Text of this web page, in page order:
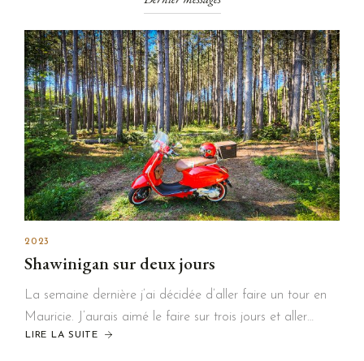
2023
Shawinigan sur deux jours
La semaine dernière j’ai décidée d’aller faire un tour en
Mauricie. J’aurais aimé le faire sur trois jours et aller…
LIRE LA SUITE